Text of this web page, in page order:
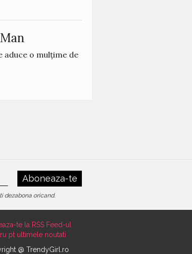
aduce o mulțime de
Aboneaza-te
dezabona oricand.
te la RSS Feed-ul
pt ultimele noutati
@ TrendyGirl.ro